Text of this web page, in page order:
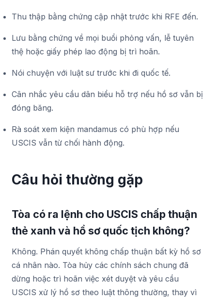
Thu thập bằng chứng cập nhật trước khi RFE đến.
Lưu bằng chứng về mọi buổi phỏng vấn, lễ tuyên
thệ hoặc giấy phép lao động bị trì hoãn.
Nói chuyện với luật sư trước khi đi quốc tế.
Cân nhắc yêu cầu dân biểu hỗ trợ nếu hồ sơ vẫn bị
đóng băng.
Rà soát xem kiện mandamus có phù hợp nếu
USCIS vẫn từ chối hành động.
Câu hỏi thường gặp
Tòa có ra lệnh cho USCIS chấp thuận
thẻ xanh và hồ sơ quốc tịch không?
Không. Phán quyết không chấp thuận bất kỳ hồ sơ
cá nhân nào. Tòa hủy các chính sách chung đã
dừng hoặc trì hoãn việc xét duyệt và yêu cầu
USCIS xử lý hồ sơ theo luật thông thường, thay vì